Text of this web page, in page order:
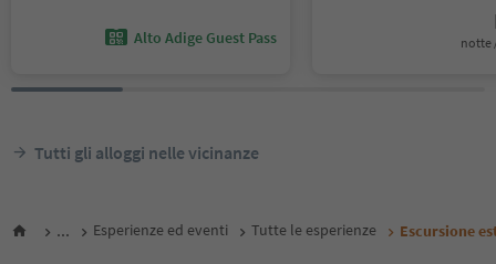
Alto Adige Guest Pass notte
Tutti gli alloggi nelle vicinanze
... Esperienze ed eventi Tutte le esperienze Escursione